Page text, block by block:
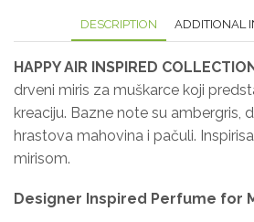
DESCRIPTION ADDITIONAL
HAPPY AIR INSPIRED
drveni miris za muškarce koji
kreaciju. Bazne note su ambergris,
hrastova mahovina i pačuli.
mirisom.
Designer Inspired Perfume for